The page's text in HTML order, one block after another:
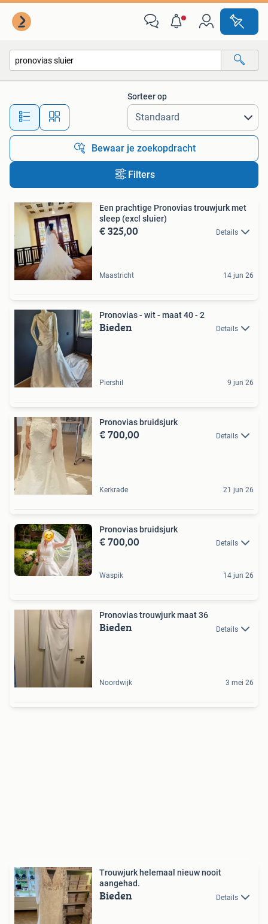
Alle afstanden…
Sorteer op
Bewaar je zoekopdracht
Filters
Een prachtige Pronovias trouwjurk met
sleep (excl sluier)
€ 325,00 Details
Maastricht 14 jun 26
Pronovias - wit - maat 40 - 2
Bieden Details
Piershil 9 jun 26
Pronovias bruidsjurk
€ 700,00 Details
Kerkrade 21 jun 26
Pronovias bruidsjurk
€ 700,00 Details
Waspik 14 jun 26
Pronovias trouwjurk maat 36
Bieden Details
Noordwijk 3 mei 26
Trouwjurk helemaal nieuw nooit
aangehad.
Bieden Details